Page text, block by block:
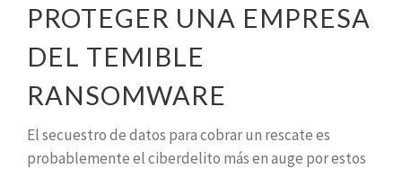
PROTEGER UNA EMPRESA
DEL TEMIBLE
RANSOMWARE
El secuestro de datos para cobrar un rescate es
probablemente el ciberdelito más en auge por estos